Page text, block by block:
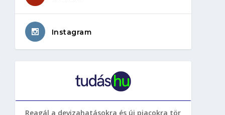
Instagram
Reagál a devizahatásokra és új piacokra tör